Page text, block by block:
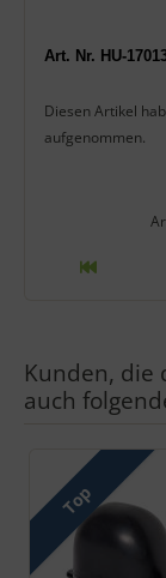
Art. Nr. HU-
Diesen Artikel
aufgenommen.
Kunden, die
auch
Es folgt ein
Top